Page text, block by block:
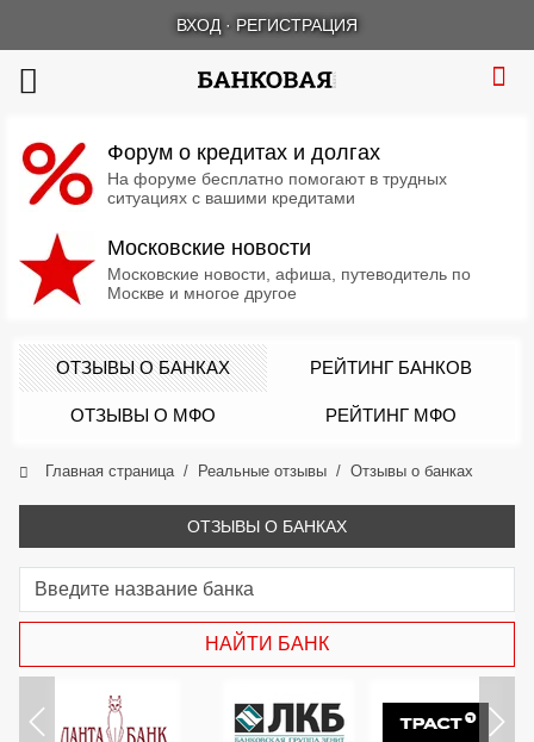
ВХОД · РЕГИСТРАЦИЯ
Форум о кредитах и долгах
На форуме бесплатно помогают в трудных
ситуациях с вашими кредитами
Московские новости
Московские новости, афиша, путеводитель по
Москве и многое другое
ОТЗЫВЫ О БАНКАХ РЕЙТИНГ БАНКОВ
ОТЗЫВЫ О МФО РЕЙТИНГ МФО
Главная страница Реальные отзывы Отзывы о банках
ОТЗЫВЫ О БАНКАХ
Назад